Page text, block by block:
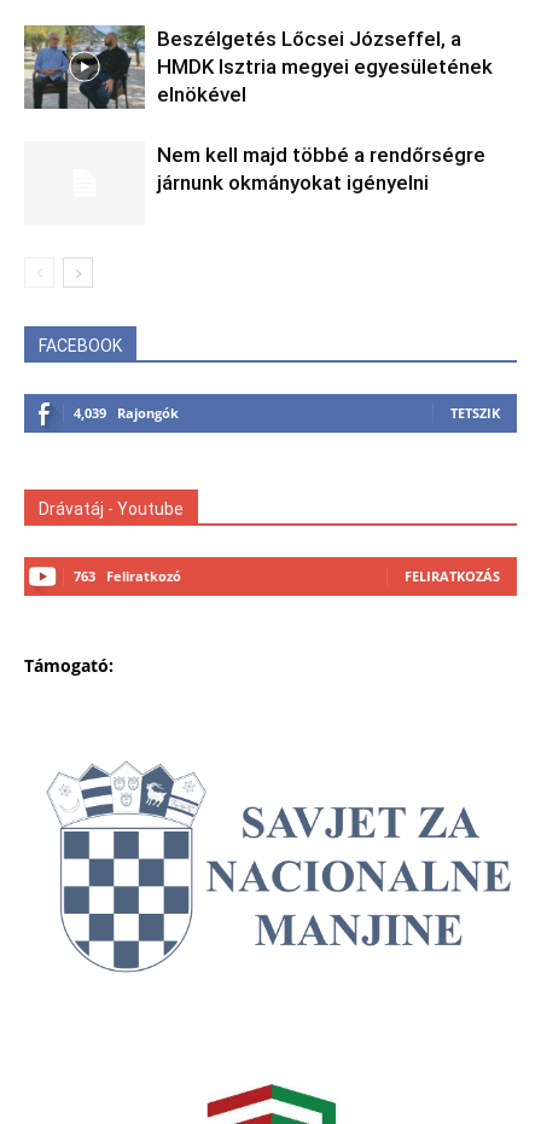
Beszélgetés Lőcsei Józseffel, a
HMDK Isztria megyei egyesületének
elnökével
Nem kell majd többé a rendőrségre
járnunk okmányokat igényelni
FACEBOOK
4,039 Rajongók TETSZIK
Drávatáj - Youtube
763 Feliratkozó FELIRATKOZÁS
Támogató: